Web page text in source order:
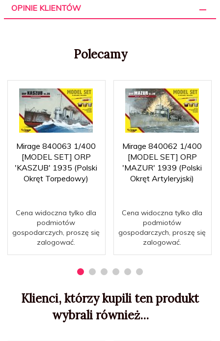
OPINIE KLIENTÓW
Polecamy
Mirage 840063 1/400
[MODEL SET] ORP
'KASZUB' 1935 (Polski
Okręt Torpedowy)
Cena widoczna tylko dla
podmiotów
gospodarczych, proszę się
zalogować.
Mirage 840062 1/400
[MODEL SET] ORP
'MAZUR' 1939 (Polski
Okręt Artyleryjski)
Cena widoczna tylko dla
podmiotów
gospodarczych, proszę się
zalogować.
Klienci, którzy kupili ten produkt
wybrali również...